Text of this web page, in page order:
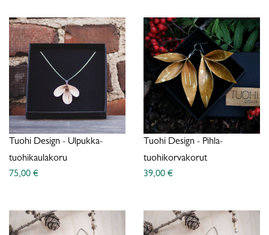
Tuohi Design - Ulpukka-
tuohikaulakoru
75,00 €
Tuohi Design - Pihla-
tuohikorvakorut
39,00 €